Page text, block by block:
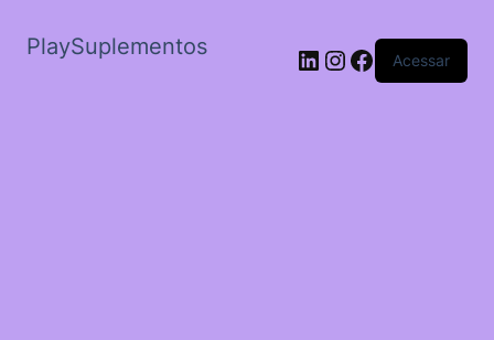
PlaySuplementos LinkedIn
Instagram
Facebook
Acessar